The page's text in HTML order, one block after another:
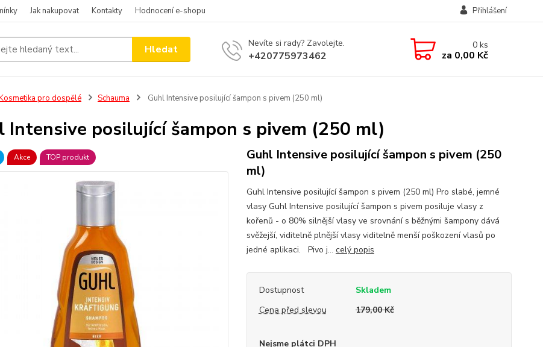
Jak nakupovat Kontakty Hodnocení e-shopu Přihlášení
Hledat Nevíte si rady? Zavolejte.
+420775973462
0ks
za 0,00 Kč
pro dospělé Schauma Guhl Intensive posilující šampon s pivem (250 ml)
Intensive posilující šampon s pivem (250 ml)
Akce TOP produkt
Guhl Intensive posilující šampon s pivem (250
ml)
Guhl Intensive posilující šampon s pivem (250 ml) Pro slabé, jemné
vlasy Guhl Intensive posilující šampon s pivem posiluje vlasy z
kořenů - o 80% silnější vlasy ve srovnání s běžnými šampony dává
svěžejší, viditelně plnější vlasy viditelně menší poškození vlasů po
jedné aplikaci. Pivo j... celý popis
Dostupnost
Skladem
Cena před slevou
179,00 Kč
Nejsme plátci DPH